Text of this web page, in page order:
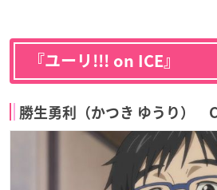
『ユーリ!!! on ICE』
勝生勇利（かつき ゆうり）